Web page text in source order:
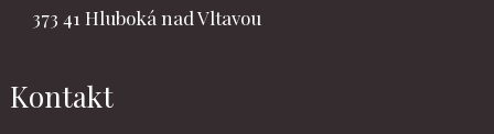
373 41 Hluboká nad Vltavou
Kontakt